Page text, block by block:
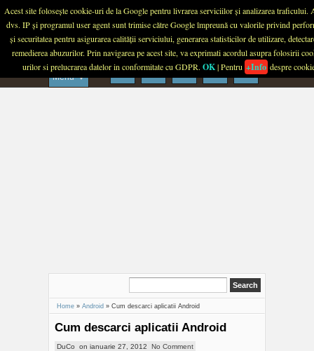
Menu
PLANETA TECH
Menu
Home » Android » Cum descarci aplicatii Android
Cum descarci aplicatii Android
DuCo on ianuarie 27, 2012 No Comment
Acest site folosește cookie-uri de la Google pentru livrarea serviciilor și analizarea traficului.
dvs. IP și programul user agent sunt trimise către Google împreună cu valorile privind
și securitatea pentru asigurarea calității serviciului, generarea statisticilor de utilizare,
remedierea abuzurilor. Prin navigarea pe acest site, va exprimati acordul asupra folosirii
urilor si prelucrarea datelor in conformitate cu GDPR. OK| Pentru +Info despre